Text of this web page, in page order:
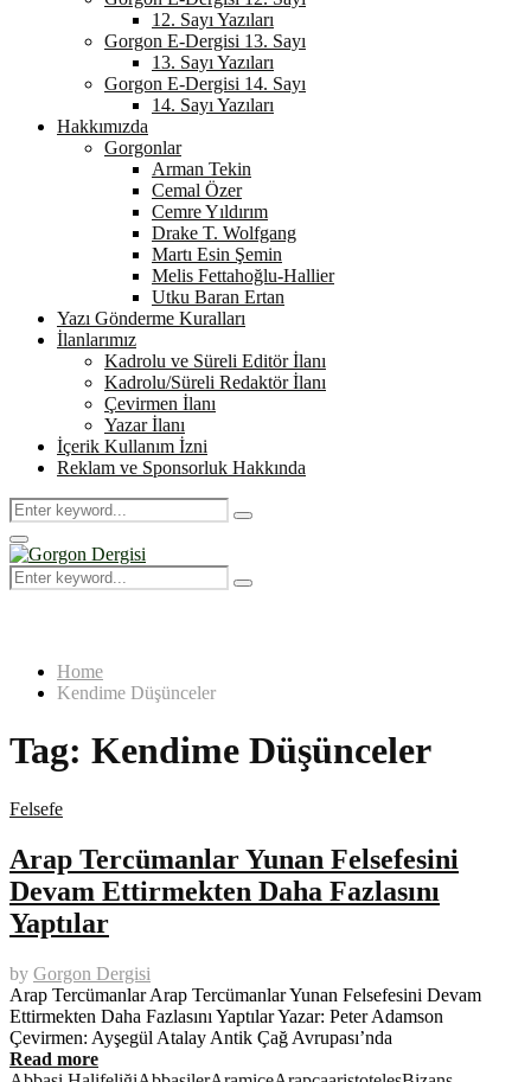
12. Sayı Yazıları
Gorgon E-Dergisi 13. Sayı
13. Sayı Yazıları
Gorgon E-Dergisi 14. Sayı
14. Sayı Yazıları
Hakkımızda
Gorgonlar
Arman Tekin
Cemal Özer
Cemre Yıldırım
Drake T. Wolfgang
Martı Esin Şemin
Melis Fettahoğlu-Hallier
Utku Baran Ertan
Yazı Gönderme Kuralları
İlanlarımız
Kadrolu ve Süreli Editör İlanı
Kadrolu/Süreli Redaktör İlanı
Çevirmen İlanı
Yazar İlanı
İçerik Kullanım İzni
Reklam ve Sponsorluk Hakkında
Search
for:
Search
Primary
Menu
Search
for:
Search
Home
Kendime Düşünceler
Tag: Kendime Düşünceler
Felsefe
Arap Tercümanlar Yunan Felsefesini
Devam Ettirmekten Daha Fazlasını
Yaptılar
by Gorgon Dergisi
Arap Tercümanlar Arap Tercümanlar Yunan Felsefesini Devam
Ettirmekten Daha Fazlasını Yaptılar Yazar: Peter Adamson
Çevirmen: Ayşegül Atalay Antik Çağ Avrupası’nda
Read more